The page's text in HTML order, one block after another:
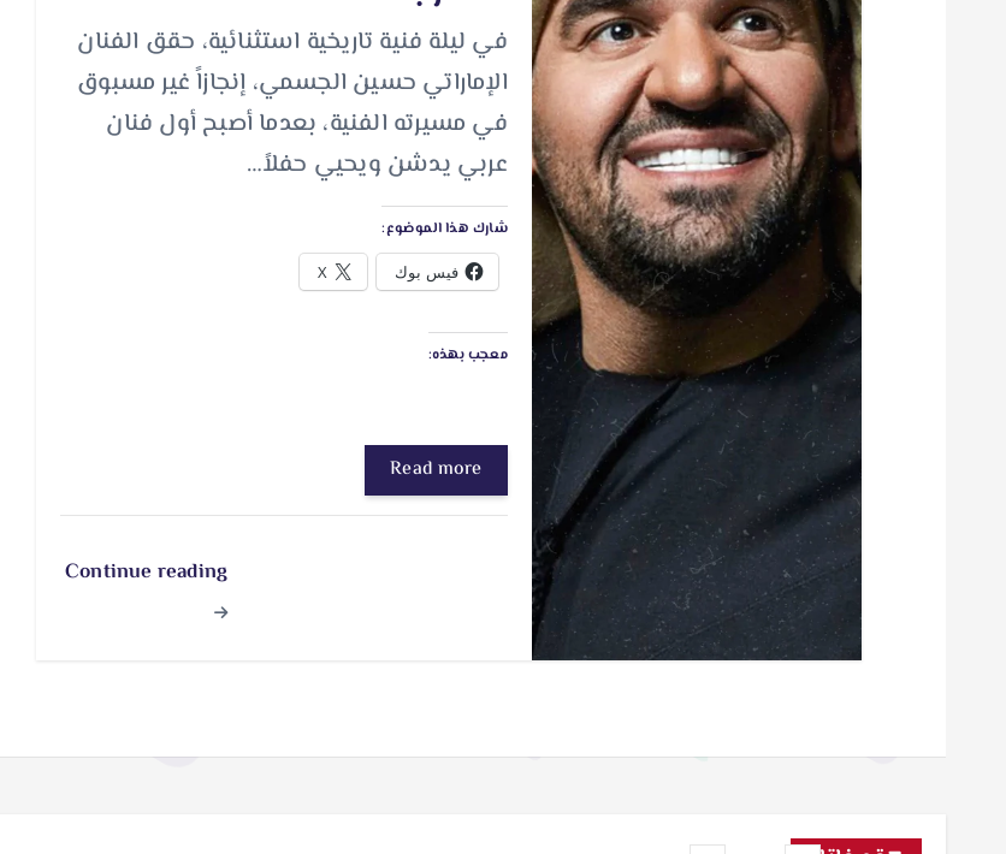
​في ليلة فنية تاريخية استثنائية، حقق الفنان
الإماراتي حسين الجسمي، إنجازاً غير مسبوق
في مسيرته الفنية، بعدما أصبح أول فنان
عربي يدشن ويحيي حفلاً…
شارك هذا الموضوع:
فيس بوك X
معجب بهذه:
Read more
Continue reading